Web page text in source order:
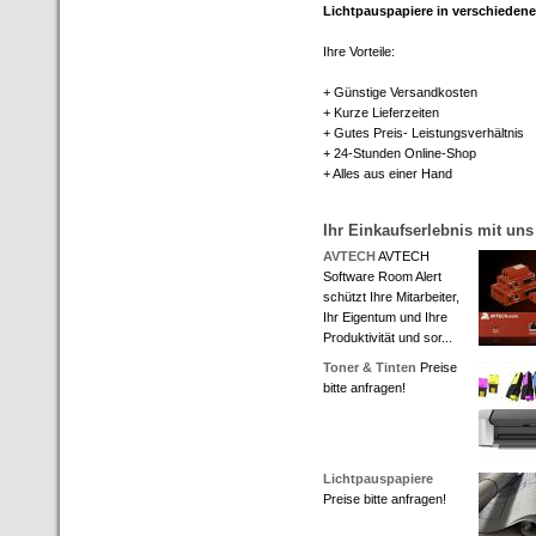
Lichtpauspapiere in
Ihre Vorteile:
+ Günstige Versandkosten
+ Kurze Lieferzeiten
+ Gutes Preis- Leistungsverhältnis
+ 24-Stunden Online-Shop
+ Alles aus einer Hand
Ihr Einkaufserlebnis mit uns
AVTECHAVTECH
Software Room Alert
schützt Ihre Mitarbeiter,
Ihr Eigentum und Ihre
Produktivität und sor...
Toner & Tinten Preise
bitte anfragen!
Lichtpauspapiere
Preise bitte anfragen!